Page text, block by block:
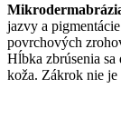
jazvy a
povrchových
Hĺbka zbrúsenia
koža. Zákrok nie